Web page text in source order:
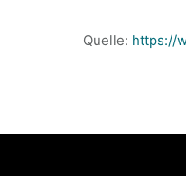
Quelle: https://